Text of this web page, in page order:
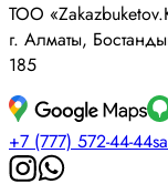
ТОО
г. Алматы,
185
+7 (777) 572-44-44